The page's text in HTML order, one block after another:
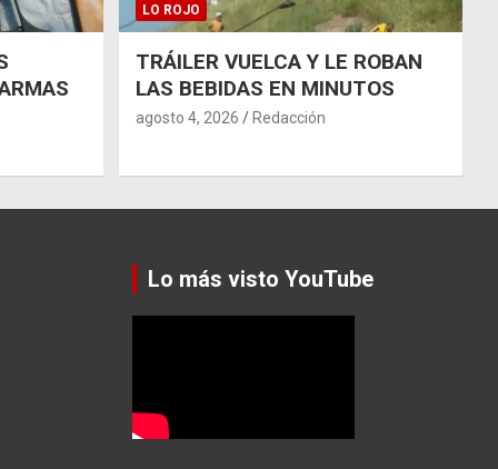
LO ROJO
TRÁILER VUELCA Y LE ROBAN
LAS BEBIDAS EN MINUTOS
agosto 4, 2026 Redacción
Lo más visto YouTube